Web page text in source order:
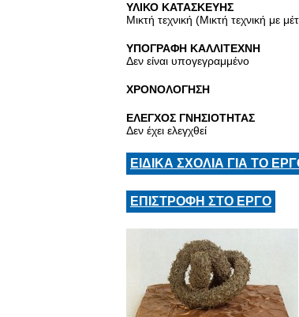
ΥΛΙΚΟ ΚΑΤΑΣΚΕΥΗΣ
Μικτή τεχνική (Μικτή τεχνική με
ΥΠΟΓΡΑΦΗ ΚΑΛΛΙΤΕΧΝΗ
Δεν είναι υπογεγραμμένο
ΧΡΟΝΟΛΟΓΗΣΗ
ΕΛΕΓΧΟΣ ΓΝΗΣΙΟΤΗΤΑΣ
Δεν έχει ελεγχθεί
ΕΙΔΙΚΑ ΣΧΟΛΙΑ ΓΙΑ ΤΟ
ΕΠΙΣΤΡΟΦΗ ΣΤΟ ΕΡΓΟ